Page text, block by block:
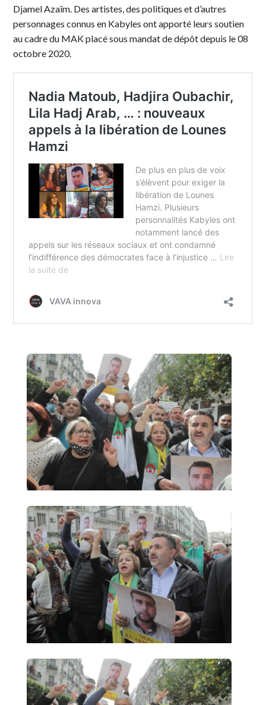
Djamel Azaïm. Des artistes, des politiques et d’autres
personnages connus en Kabyles ont apporté leurs soutien
au cadre du MAK placé sous mandat de dépôt depuis le 08
octobre 2020.